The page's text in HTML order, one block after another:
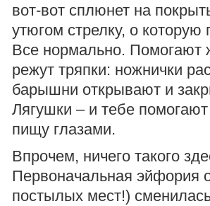
вот-вот сплюнет на
утюгом стрелку, о
Все нормально. Помогают
режут тряпки: ножнички
барышни открывают и
Лягушки – и тебе
пищу глазами.
Впрочем, ничего такого
Первоначальная эйфория
постылых мест!)